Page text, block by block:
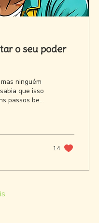
o seu poder
ninguém
que isso
passos bem
14